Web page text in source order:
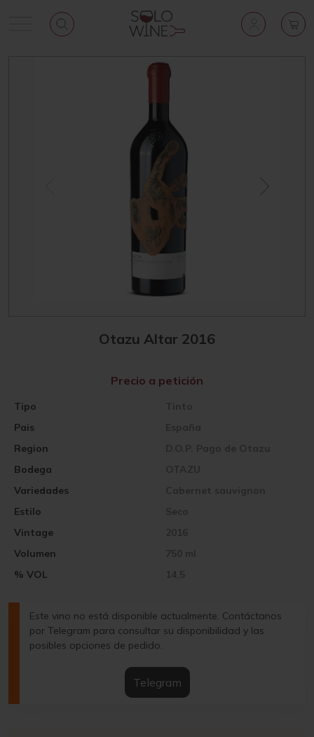
Otazu Altar 2016
Pais España
Vintage 2016
Region D.O.P. Pago de Otazu
Volumen 750 ml
Bodega OTAZU
% VOL 14,5
Variedades Cabernet sauvignon
Tipo Tinto
Estilo Seco
Precio a petición
Este vino no está disponible actualmente. Contáctanos
por Telegram para consultar su disponibilidad y las
posibles opciones de pedido.
Telegram